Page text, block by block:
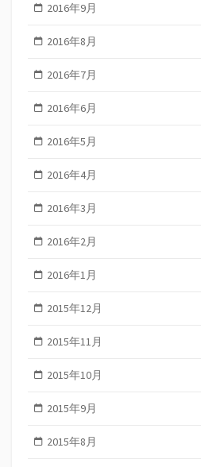
2016年9月
2016年8月
2016年7月
2016年6月
2016年5月
2016年4月
2016年3月
2016年2月
2016年1月
2015年12月
2015年11月
2015年10月
2015年9月
2015年8月